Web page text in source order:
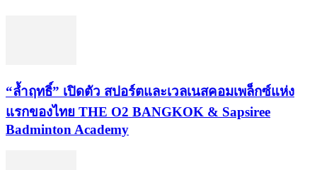
“ล้ำฤทธิ์” เปิดตัว สปอร์ตและเวลเนสคอมเพล็กซ์แห่ง
แรกของไทย THE O2 BANGKOK & Sapsiree
Badminton Academy